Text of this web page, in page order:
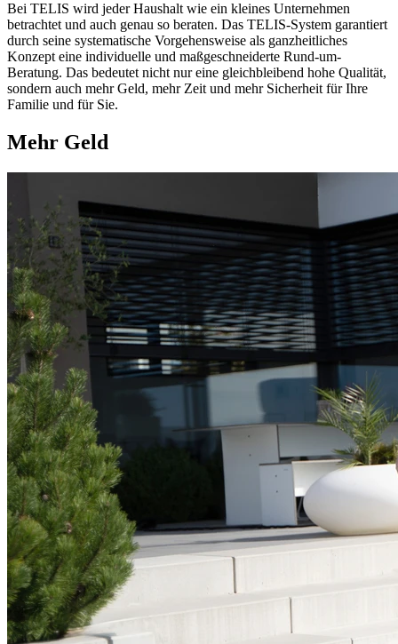
Bei TELIS wird jeder Haushalt wie ein kleines Unternehmen
betrachtet und auch genau so beraten. Das TELIS-System garantiert
durch seine systematische Vorgehensweise als ganzheitliches
Konzept eine individuelle und maßgeschneiderte Rund-um-
Beratung. Das bedeutet nicht nur eine gleichbleibend hohe Qualität,
sondern auch mehr Geld, mehr Zeit und mehr Sicherheit für Ihre
Familie und für Sie.
Mehr Geld